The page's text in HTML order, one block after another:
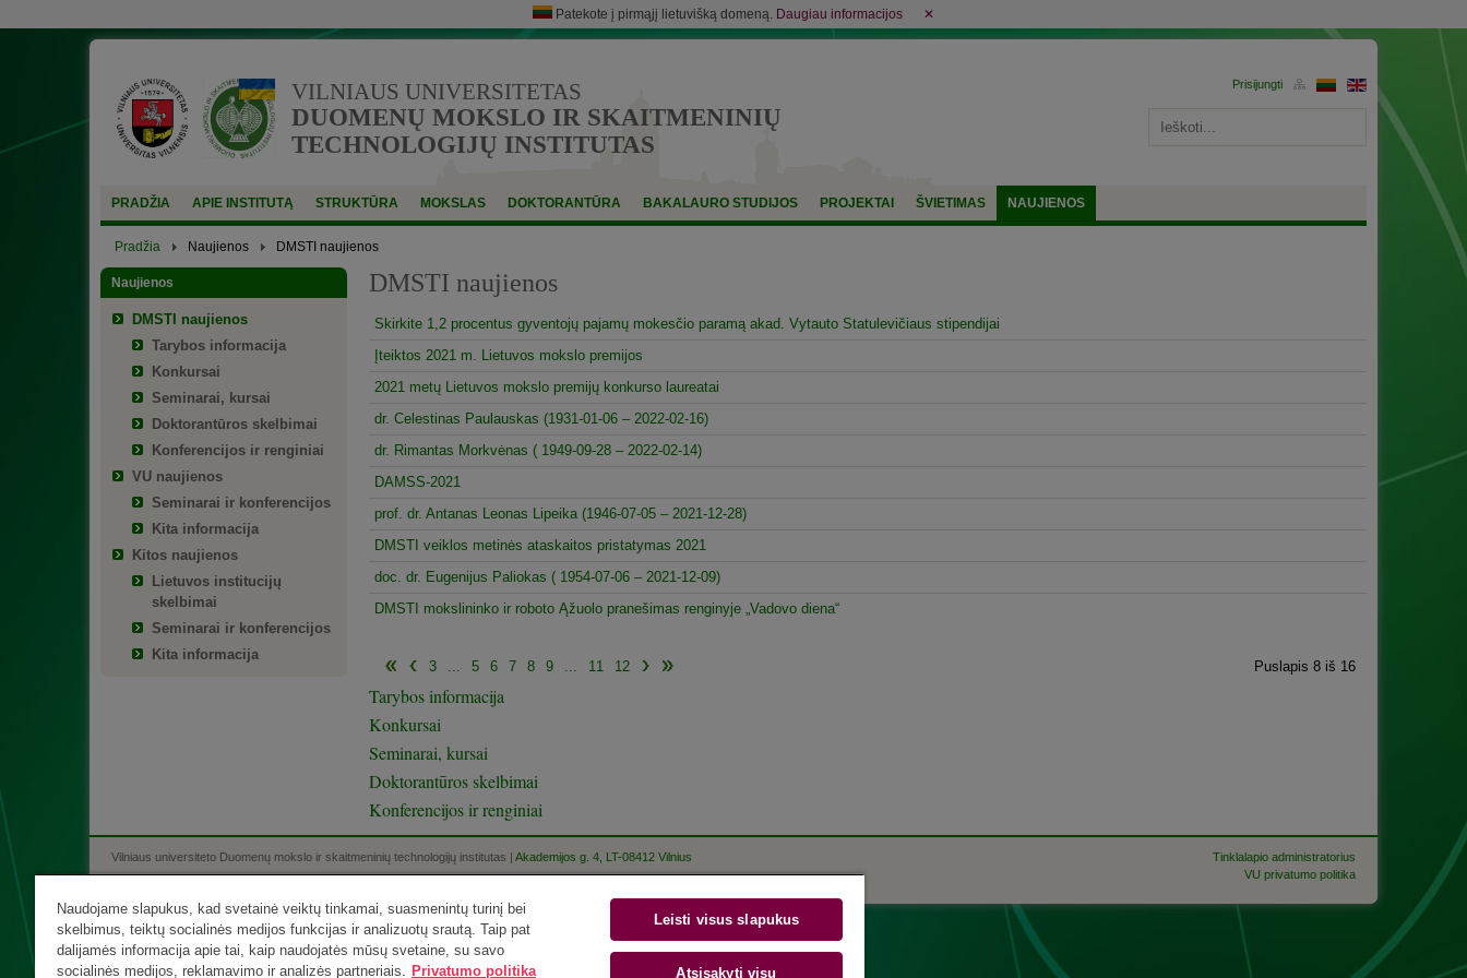
Patekote į pirmąjį lietuvišką domeną. Daugiau informacijos ✕
VILNIAUS UNIVERSITETAS
DUOMENŲ MOKSLO IR SKAITMENINIŲ
TECHNOLOGIJŲ INSTITUTAS
PRADŽIA APIE INSTITUTĄ STRUKTŪRA MOKSLAS DOKTORANTŪRA BAKALAURO STUDIJOS PROJEKTAI ŠVIETIMAS NAUJIENOS
Pradžia Naujienos DMSTI naujienos
Naujienos
DMSTI naujienos
Tarybos informacija
Konkursai
Seminarai, kursai
Doktorantūros skelbimai
Konferencijos ir renginiai
VU naujienos
Seminarai ir konferencijos
Kita informacija
Kitos naujienos
Lietuvos institucijų
skelbimai
Seminarai ir konferencijos
Kita informacija
DMSTI naujienos
Skirkite 1,2 procentus gyventojų pajamų mokesčio paramą akad. Vytauto Statulevičiaus stipendijai
Įteiktos 2021 m. Lietuvos mokslo premijos
2021 metų Lietuvos mokslo premijų konkurso laureatai
dr. Celestinas Paulauskas (1931-01-06 – 2022-02-16)
dr. Rimantas Morkvėnas ( 1949-09-28 – 2022-02-14)
DAMSS-2021
prof. dr. Antanas Leonas Lipeika (1946-07-05 – 2021-12-28)
DMSTI veiklos metinės ataskaitos pristatymas 2021
doc. dr. Eugenijus Paliokas ( 1954-07-06 – 2021-12-09)
DMSTI mokslininko ir roboto Ąžuolo pranešimas renginyje „Vadovo diena“
Puslapis 8 iš 16
3 ... 5 6 7 8 9 ... 11 12
Tarybos informacija
Konkursai
Seminarai, kursai
Doktorantūros skelbimai
Konferencijos ir renginiai
Vilniaus universiteto Duomenų mokslo ir skaitmeninių technologijų institutas | Akademijos g. 4, LT-08412 Vilnius
Tinklalapio administratorius
VU privatumo politika
Naudojame slapukus, kad svetainė veiktų tinkamai, suasmenintų turinį bei
skelbimus, teiktų socialinės medijos funkcijas ir analizuotų srautą. Taip pat
dalijamės informacija apie tai, kaip naudojatės mūsų svetaine, su savo
socialinės medijos, reklamavimo ir analizės partneriais. Privatumo politika
Leisti visus slapukus
Atsisakyti visų